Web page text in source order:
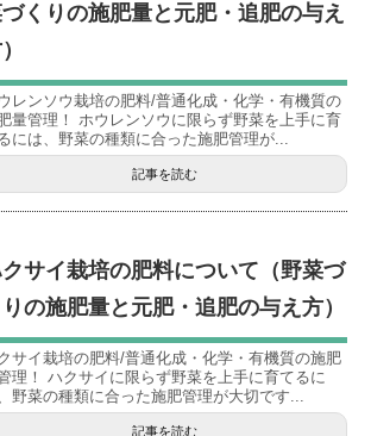
くりの施肥量と元肥・追肥の与え
レンソウ栽培の肥料/普通化成・化学・有機質の
量管理！ ホウレンソウに限らず野菜を上手に育
には、野菜の種類に合った施肥管理が...
記事を読む
サイ栽培の肥料について（野菜づ
りの施肥量と元肥・追肥の与え方）
サイ栽培の肥料/普通化成・化学・有機質の施肥
理！ ハクサイに限らず野菜を上手に育てるに
野菜の種類に合った施肥管理が大切です...
記事を読む